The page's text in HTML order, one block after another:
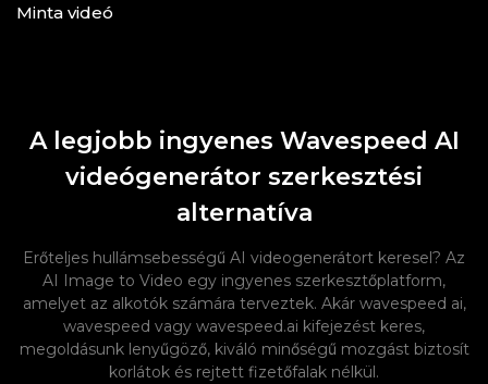
Minta videó
A legjobb ingyenes Wavespeed AI
videógenerátor szerkesztési
alternatíva
Erőteljes hullámsebességű AI videogenerátort keresel? Az
AI Image to Video egy ingyenes szerkesztőplatform,
amelyet az alkotók számára terveztek. Akár wavespeed ai,
wavespeed vagy wavespeed.ai kifejezést keres,
megoldásunk lenyűgöző, kiváló minőségű mozgást biztosít
korlátok és rejtett fizetőfalak nélkül.